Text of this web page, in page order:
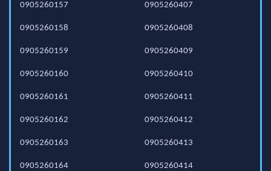
0905260157
0905260158
0905260159
0905260160
0905260161
0905260162
0905260163
0905260164
0905260407
0905260408
0905260409
0905260410
0905260411
0905260412
0905260413
0905260414